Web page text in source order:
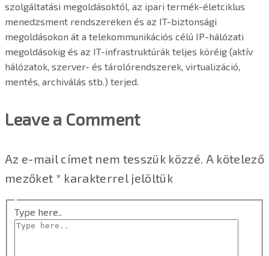
szolgáltatási megoldásoktól, az ipari termék-életciklus
menedzsment rendszereken és az IT-biztonsági
megoldásokon át a telekommunikációs célú IP-hálózati
megoldásokig és az IT-infrastruktúrák teljes köréig (aktív
hálózatok, szerver- és tárolórendszerek, virtualizáció,
mentés, archiválás stb.) terjed.
Leave a Comment
Az e-mail címet nem tesszük közzé. A kötelező
mezőket * karakterrel jelöltük
Type here..